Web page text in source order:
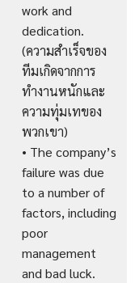
work and
dedication.
(ความสำเร็จของ
ทีมเกิดจากการ
ทำงานหนักและ
ความทุ่มเทของ
พวกเขา)
• The company’s
failure was due
to a number of
factors, including
poor
management
and bad luck.